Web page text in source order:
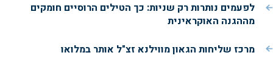
לפעמים נותרות רק שניות: כך הטילים הרוסיים חומקים
מההגנה האוקראינית
מרכז שליחות הגאון מווילנא זצ"ל אותר במלואו